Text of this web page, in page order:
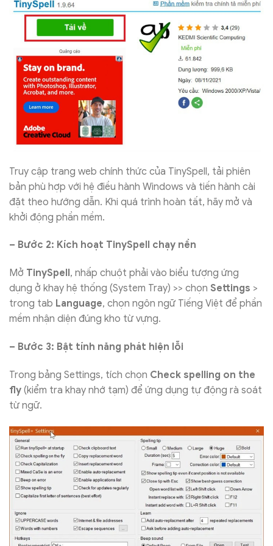
Truy cập trang web chính thức của TinySpell, tải phiên
bản phù hợp với hệ điều hành Windows và tiến hành cài
đặt theo hướng dẫn. Khi quá trình hoàn tất, hãy mở và
khởi động phần mềm.
– Bước 2: Kích hoạt TinySpell chạy nền
Mở TinySpell, nhấp chuột phải vào biểu tượng ứng
dụng ở khay hệ thống (System Tray) >> chọn Settings >
trong tab Language, chọn ngôn ngữ Tiếng Việt để phần
mềm nhận diện đúng kho từ vựng.
– Bước 3: Bật tính năng phát hiện lỗi
Trong bảng Settings, tích chọn Check spelling on the
fly (kiểm tra khay nhớ tạm) để ứng dụng tự động rà soát
từ ngữ.